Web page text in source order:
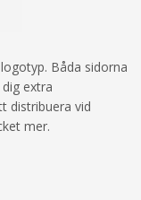
Båda sidorna
extra
distribuera vid
mer.